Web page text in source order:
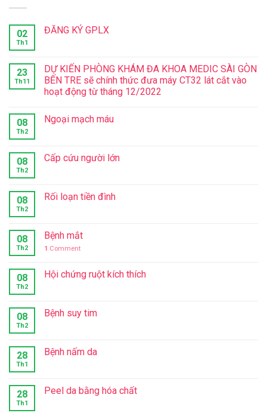
02
Th1
ĐĂNG KÝ GPLX
23
Th11
DỰ KIẾN PHÒNG KHÁM ĐA KHOA MEDIC SÀI GÒN
BẾN TRE sẽ chính thức đưa máy CT32 lát cắt vào
hoạt động từ tháng 12/2022
08
Th2
Ngoại mạch máu
08
Th2
Cấp cứu người lớn
08
Th2
Rối loạn tiền đình
08
Th2
Bệnh mắt
1 Comment
08
Th2
Hội chứng ruột kích thích
08
Th2
Bệnh suy tim
28
Th1
Bệnh nấm da
28
Th1
Peel da bằng hóa chất